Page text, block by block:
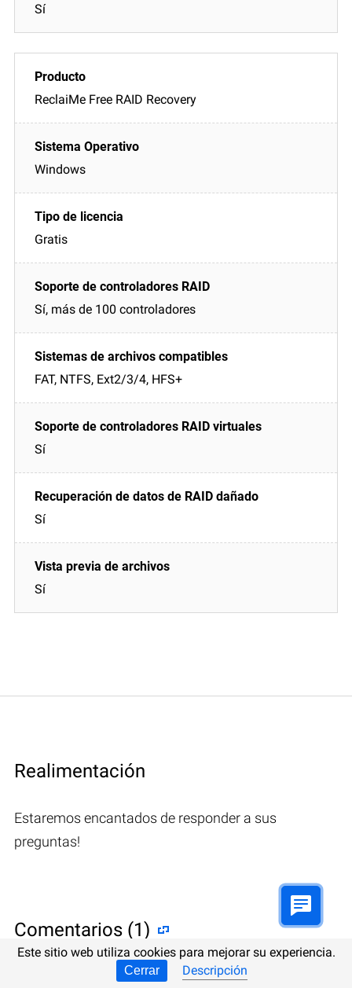
Sí
ReclaiMe Free RAID Recovery
Windows
Gratis
Sí, más de 100 controladores
FAT, NTFS, Ext2/3/4, HFS+
Sí
Sí
Sí
Realimentación
Estaremos encantados de responder a sus
preguntas!
Comentarios (1)
Este sitio web utiliza cookies para mejorar su experiencia.
Cerrar Descripción